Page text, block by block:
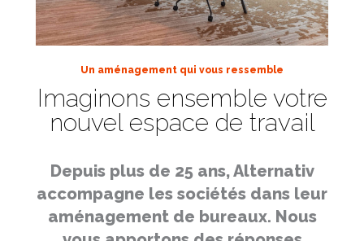
Un aménagement qui vous ressemble
Imaginons ensemble votre
nouvel espace de travail
Depuis plus de 25 ans, Alternativ
accompagne les sociétés dans leur
aménagement de bureaux. Nous